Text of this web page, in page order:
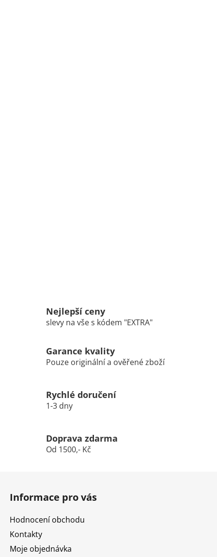
Nejlepší ceny
slevy na vše s kódem "EXTRA"
Garance kvality
Pouze originální a ověřené zboží
Rychlé doručení
1-3 dny
Doprava zdarma
Od 1500,- Kč
Informace pro vás
Hodnocení obchodu
Kontakty
Moje objednávka